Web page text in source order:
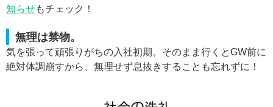
知らせもチェック！
無理は禁物。
気を張って頑張りがちの入社初期。そのまま行くとGW前に
絶対体調崩すから、無理せず息抜きすることも忘れずに！